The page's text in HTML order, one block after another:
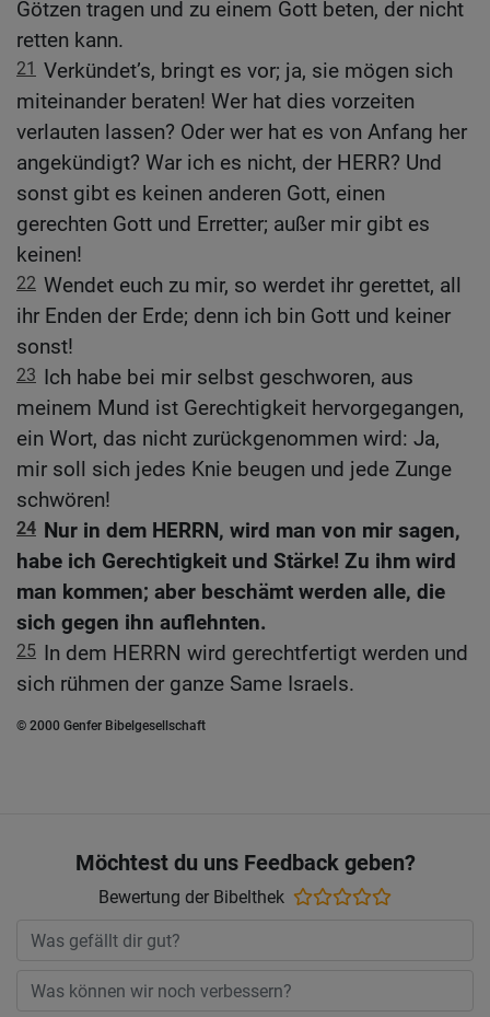
Götzen tragen und zu einem Gott beten, der nicht
retten kann.
21 Verkündet’s, bringt es vor; ja, sie mögen sich
miteinander beraten! Wer hat dies vorzeiten
verlauten lassen? Oder wer hat es von Anfang her
angekündigt? War ich es nicht, der HERR? Und
sonst gibt es keinen anderen Gott, einen
gerechten Gott und Erretter; außer mir gibt es
keinen!
22 Wendet euch zu mir, so werdet ihr gerettet, all
ihr Enden der Erde; denn ich bin Gott und keiner
sonst!
23 Ich habe bei mir selbst geschworen, aus
meinem Mund ist Gerechtigkeit hervorgegangen,
ein Wort, das nicht zurückgenommen wird: Ja,
mir soll sich jedes Knie beugen und jede Zunge
schwören!
24 Nur in dem HERRN, wird man von mir sagen,
habe ich Gerechtigkeit und Stärke! Zu ihm wird
man kommen; aber beschämt werden alle, die
sich gegen ihn auflehnten.
25 In dem HERRN wird gerechtfertigt werden und
sich rühmen der ganze Same Israels.
© 2000 Genfer Bibelgesellschaft
Möchtest du uns Feedback geben?
Bewertung der Bibelthek